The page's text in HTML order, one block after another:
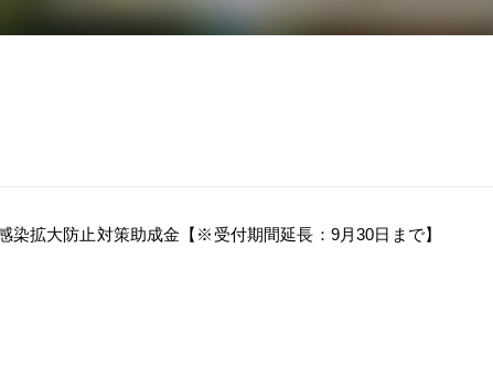
拡大防止対策助成金【※受付期間延長：9月30日まで】